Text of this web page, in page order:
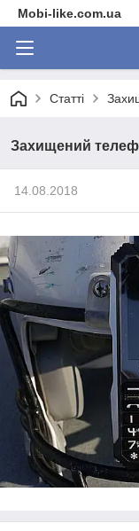
Mobi-like.com.ua
Статті
Захищений
14.08.2018